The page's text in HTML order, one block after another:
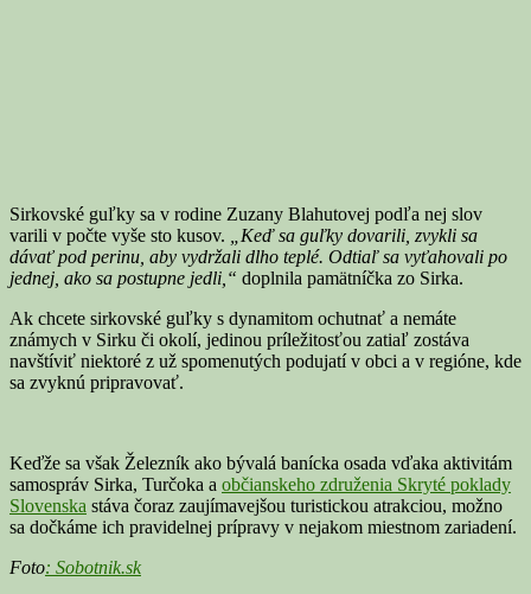
Sirkovské guľky sa v rodine Zuzany Blahutovej podľa nej slov
varili v počte vyše sto kusov.
„Keď sa guľky dovarili, zvykli sa
dávať pod perinu, aby vydržali dlho teplé. Odtiaľ sa vyťahovali po
jednej, ako sa postupne jedli,“ doplnila pamätníčka zo Sirka.
Ak chcete sirkovské guľky s dynamitom ochutnať a nemáte
známych v Sirku či okolí, jedinou príležitosťou zatiaľ zostáva
navštíviť niektoré z už spomenutých podujatí v obci a v regióne, kde
sa zvyknú pripravovať.
Keďže sa však Železník ako bývalá banícka osada vďaka aktivitám
samospráv Sirka, Turčoka a občianskeho združenia Skryté poklady
Slovenska stáva čoraz zaujímavejšou turistickou atrakciou, možno
sa dočkáme ich pravidelnej prípravy v nejakom miestnom zariadení.
Foto: Sobotnik.sk